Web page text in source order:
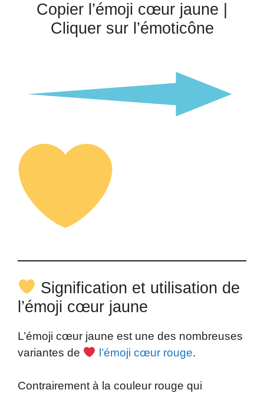
Copier l’émoji cœur jaune |
Cliquer sur l’émoticône
Signification et utilisation de
l’émoji cœur jaune
L’émoji cœur jaune est une des nombreuses
variantes de
l’émoji cœur rouge.
Contrairement à la couleur rouge qui